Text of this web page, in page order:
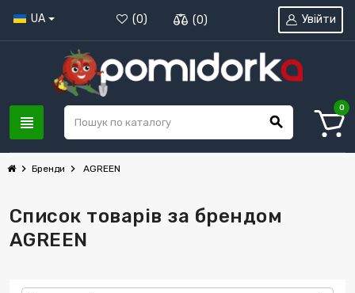
UA (0) (0)
view_headline search
Увійти
0
chevron_right Бренди chevron_right AGREEN
Список товарів за брендом
AGREEN